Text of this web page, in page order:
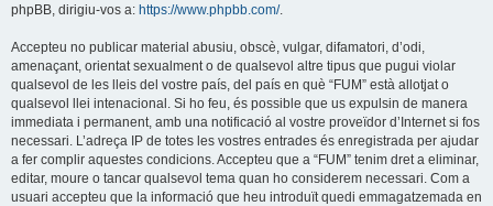
phpBB, dirigiu-vos a: https://www.phpbb.com/.
Accepteu no publicar material abusiu, obscè, vulgar, difamatori, d’odi,
amenaçant, orientat sexualment o de qualsevol altre tipus que pugui violar
qualsevol de les lleis del vostre país, del país en què “FUM” està allotjat o
qualsevol llei intenacional. Si ho feu, és possible que us expulsin de manera
immediata i permanent, amb una notificació al vostre proveïdor d’Internet si fos
necessari. L’adreça IP de totes les vostres entrades és enregistrada per ajudar
a fer complir aquestes condicions. Accepteu que a “FUM” tenim dret a eliminar,
editar, moure o tancar qualsevol tema quan ho considerem necessari. Com a
usuari accepteu que la informació que heu introduït quedi emmagatzemada en